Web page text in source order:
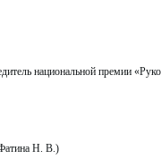
национальной премии
Н. В.)